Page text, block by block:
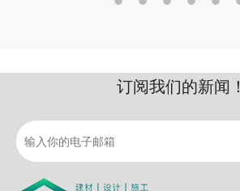
订阅我们的新闻！